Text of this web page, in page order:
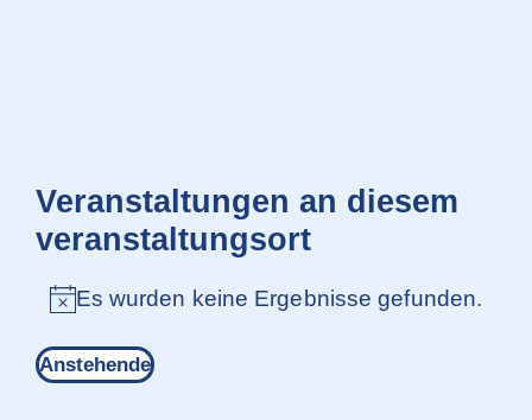
Veranstaltungen an diesem
veranstaltungsort
Hinweis
Es wurden keine Ergebnisse gefunden.
Anstehende